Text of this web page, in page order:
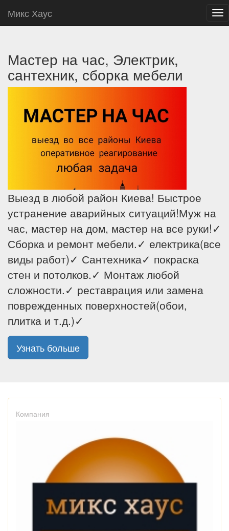
Микс Хаус
Мастер на час, Электрик,
сантехник, сборка мебели
Выезд в любой район Киева! Быстрое
устранение аварийных ситуаций!Муж на
час, мастер на дом, мастер на все руки!✓
Сборка и ремонт мебели.✓ електрика(все
виды работ)✓ Сантехника✓ покраска
стен и потолков.✓ Монтаж любой
сложности.✓ реставрация или замена
поврежденных поверхностей(обои,
плитка и т.д.)✓
Узнать больше
Компания